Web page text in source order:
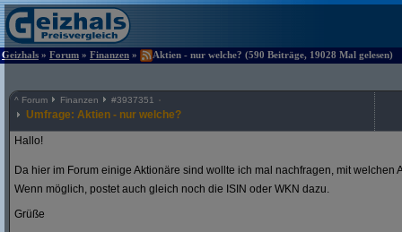
Geizhals » Forum » Finanzen » Aktien - nur welche? (590 Beiträge, 19028 Mal gelesen)
^ Forum Finanzen #3937351
Umfrage: Aktien - nur welche?
Hallo!
Da hier im Forum einige Aktionäre sind wollte ich mal nachfragen, mit welchen
Wenn möglich, postet auch gleich noch die ISIN oder WKN dazu.
Grüße